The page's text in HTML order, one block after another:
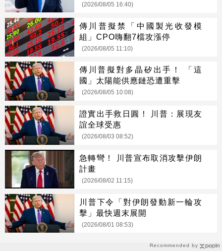
Recommended by
(2026/08/05 16:40)
傳川普擬禁「中國製光收發模
組」CPO嗨翻7檔攻漲停
(2026/08/05 11:10)
傳川普擬對多晶矽出手！ 「這
國」太陽能供應鏈恐遭重擊
(2026/08/05 10:08)
證實出手救日圓！ 川普：展現友
誼全球受惠
(2026/08/03 08:52)
急轉彎！ 川普宣布取消攻擊伊朗
計畫
(2026/08/02 11:15)
川普下令「對伊朗發動新一輪攻
擊」最快週末展開
(2026/08/01 08:53)